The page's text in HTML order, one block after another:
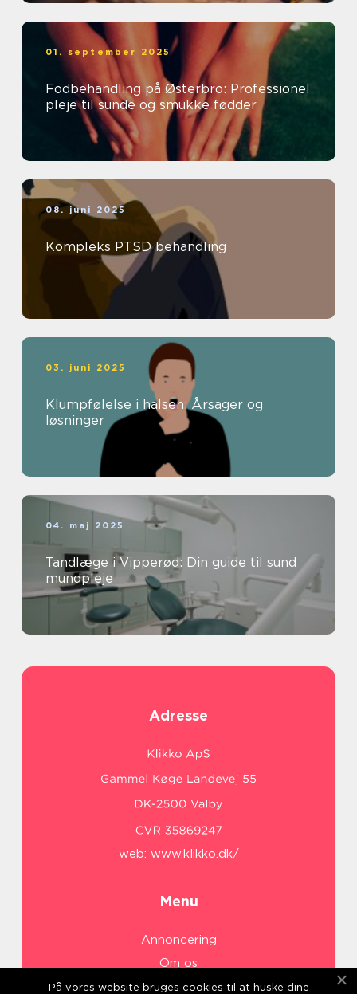
01. september 2025
Fodbehandling på Østerbro: Professionel
pleje til sunde og smukke fødder
08. juni 2025
Kompleks PTSD behandling
03. juni 2025
Klumpfølelse i halsen: Årsager og
løsninger
04. maj 2025
Tandlæge i Vipperød: Din guide til sund
mundpleje
Adresse
web: www.klikko.dk/
Menu
Annoncering
Om os
Cookies
På vores website bruges cookies til at huske dine